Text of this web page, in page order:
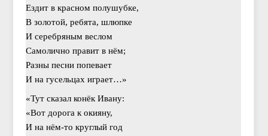
Ездит в красном полушубке,
В золотой, ребята, шлюпке
И серебряным веслом
Самолично правит в нём;
Разны песни попевает
И на гусельцах играет…»
«Тут сказал конёк Ивану:
«Вот дорога к окияну,
И на нём-то круглый год